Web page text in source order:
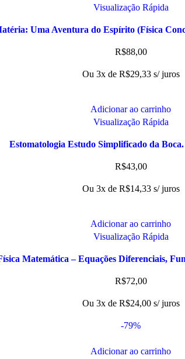
Visualização Rápida
Uma Aventura do Espírito (Física
R$88,00
Ou 3x de R$29,33 s/ juros
Adicionar ao carrinho
Visualização Rápida
Estomatologia Estudo Simplificado da
R$43,00
Ou 3x de R$14,33 s/ juros
Adicionar ao carrinho
Visualização Rápida
Matemática – Equações Diferenciais,
R$72,00
Ou 3x de R$24,00 s/ juros
-79%
Adicionar ao carrinho